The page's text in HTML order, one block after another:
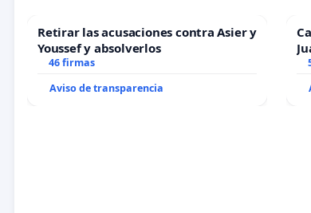
Retirar las acusaciones contra Asier y
Youssef y absolverlos
46 firmas
Aviso de transparencia